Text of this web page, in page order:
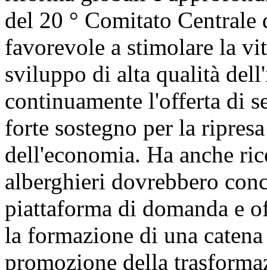
del 20 ° Comitato
favorevole a stimolare la
sviluppo di alta qualità
continuamente l'offerta di
forte sostegno per la
dell'economia. Ha anche
alberghieri dovrebbero
piattaforma di domanda e
la formazione di una
promozione della